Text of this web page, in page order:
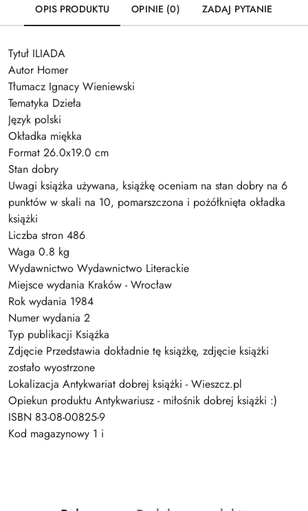
OPIS PRODUKTU OPINIE (0) ZADAJ PYTANIE
Tytuł ILIADA
Autor Homer
Tłumacz Ignacy Wieniewski
Tematyka Dzieła
Język polski
Okładka miękka
Format 26.0x19.0 cm
Stan dobry
Uwagi książka używana, książkę oceniam na stan dobry na 6
punktów w skali na 10, pomarszczona i pożółknięta okładka
książki
Liczba stron 486
Waga 0.8 kg
Wydawnictwo Wydawnictwo Literackie
Miejsce wydania Kraków - Wrocław
Rok wydania 1984
Numer wydania 2
Typ publikacji Książka
Zdjęcie Przedstawia dokładnie tę książkę, zdjęcie książki
zostało wyostrzone
Lokalizacja Antykwariat dobrej książki - Wieszcz.pl
Opiekun produktu Antykwariusz - miłośnik dobrej książki :)
ISBN 83-08-00825-9
Kod magazynowy 1 i